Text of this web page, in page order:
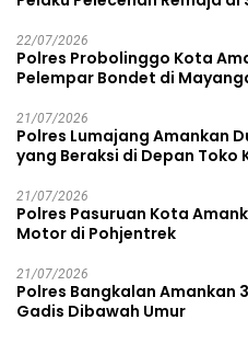
22/07/2026
Polres Probolinggo Kota
Pelempar Bondet di
21/07/2026
Polres Lumajang Amankan
yang Beraksi di Depan Toko
21/07/2026
Polres Pasuruan Kota
Motor di Pohjentrek
21/07/2026
Polres Bangkalan Amankan
Gadis Dibawah Umur